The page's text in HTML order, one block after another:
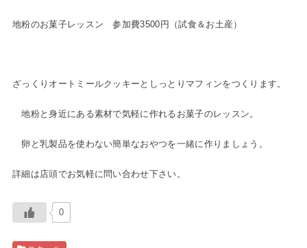
地粉のお菓子レッスン 参加費3500円（試食＆お土産）
ざっくりオートミールクッキーとしっとりマフィンをつくります。
地粉と身近にある素材で気軽に作れるお菓子のレッスン。
卵と乳製品を使わない簡単なおやつを一緒に作りましょう。
詳細は店頭でお気軽に問い合わせ下さい。
0